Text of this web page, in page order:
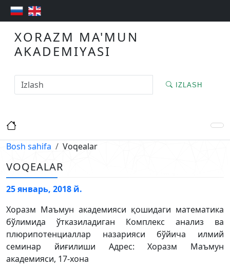
XORAZM MA'MUN
AKADEMIYASI
IZLASH
Bosh sahifa Voqealar
VOQEALAR
25 январь, 2018 й.
Хоразм Маъмун академияси қошидаги математика
бўлимида ўтказиладиган Комплекс анализ ва
плюрипотенциаллар назарияси бўйича илмий
семинар йиғилиши Адрес: Хоразм Маъмун
академияси, 17-хона